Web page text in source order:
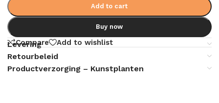
Add to cart
Buy now
Compare Add to wishlist
Levering
Retourbeleid
Productverzorging – Kunstplanten